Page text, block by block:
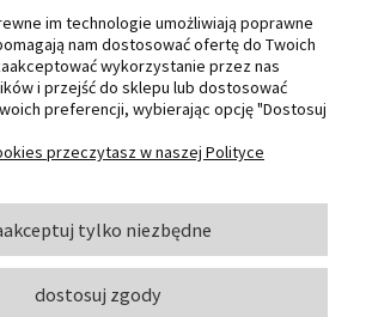
sklep dla plastyków
Profesjonalne artykuły dla
i dużych artystów.
O NAS
INFORMACJE I POMOC
im technologie umożliwiają poprawne
nam dostosować ofertę do Twoich
wykorzystanie przez nas
i przejść do sklepu lub dostosować
preferencji, wybierając opcję "Dostosuj
przeczytasz w naszej Polityce
tylko niezbędne
dostosuj zgody